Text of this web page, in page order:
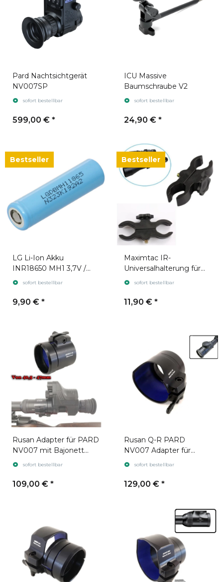
Pard Nachtsichtgerät
NV007SP
sofort bestellbar
599,00 € *
ICU Massive
Baumschraube V2
sofort bestellbar
24,90 € *
Bestseller
LG Li-Ion Akku
INR18650 MH1 3,7V /
3200mAh geeignet für
sofort bestellbar
9,90 € *
Bestseller
Maximtac IR-
Universalhalterung für
Lauf und Zielfernrohr
sofort bestellbar
11,90 € *
Rusan Adapter für PARD
NV007 mit Bajonett
Aufnahme
sofort bestellbar
109,00 € *
Rusan Q-R PARD
NV007 Adapter für
Zielfernrohr Leica
sofort bestellbar
129,00 € *